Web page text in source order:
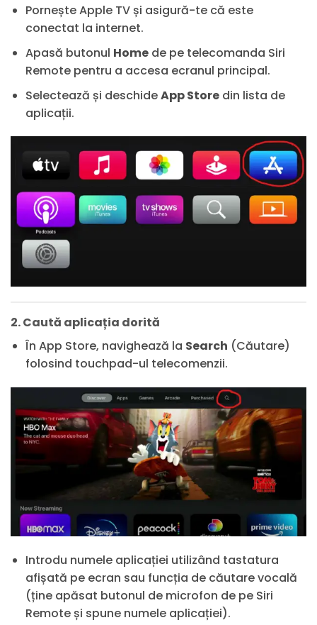
Pornește Apple TV și asigură-te că este
conectat la internet.
Apasă butonul Homede pe telecomanda Siri
Remote pentru a accesa ecranul principal.
Selectează și deschideApp Storedin lista de
aplicații.
2. Caută aplicația dorită
În App Store, navighează la Search (Căutare)
folosind touchpad-ul telecomenzii.
Introdu numele aplicației utilizând tastatura
afișată pe ecran sau funcția de căutare vocală
(ține apăsat butonul de microfon de pe Siri
Remote și spune numele aplicației).